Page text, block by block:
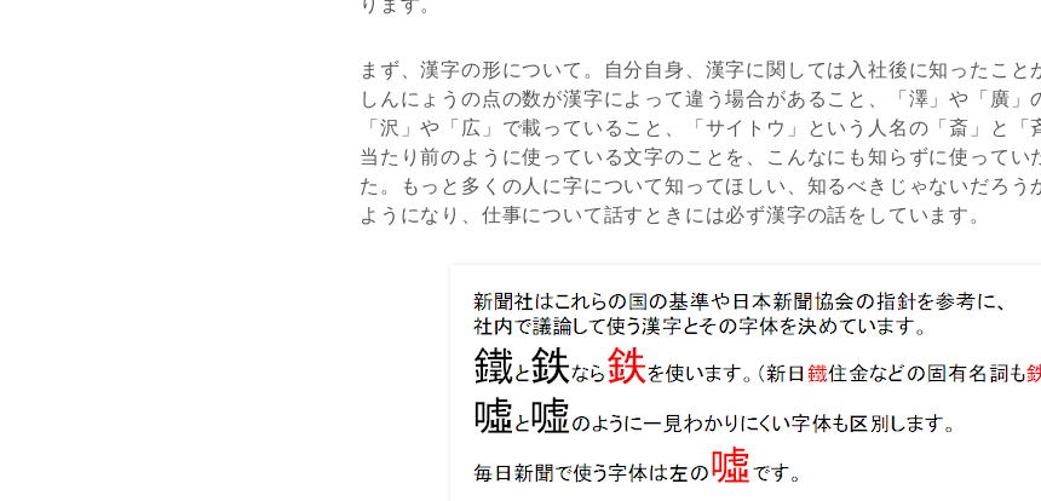
まず、漢字の形について。自分自身、漢字に関しては入社後に知ったこと
しんにょうの点の数が漢字によって違う場合があること、「澤」や「廣」
「沢」や「広」で載っていること、「サイトウ」という人名の「斎」と
当たり前のように使っている文字のことを、こんなにも知らずに使ってい
た。もっと多くの人に字について知ってほしい、知るべきじゃないだろう
ようになり、仕事について話すときには必ず漢字の話をしています。